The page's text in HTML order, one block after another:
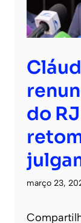
do
março 23,